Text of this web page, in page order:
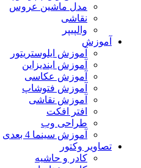
مدل ماشین عروس
نقاشی
والپیپر
آموزش
آموزش ایلوستریتور
آموزش ایندیزاین
آموزش عکاسی
آموزش فتوشاپ
آموزش نقاشی
افتر افکت
طراحی وب
آموزش سینما 4 بعدی
تصاویر وکتور
کادر و حاشیه